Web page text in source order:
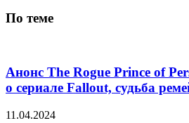
По теме
Анонс The Rogue Prince of
о сериале Fallout, судьба
11.04.2024